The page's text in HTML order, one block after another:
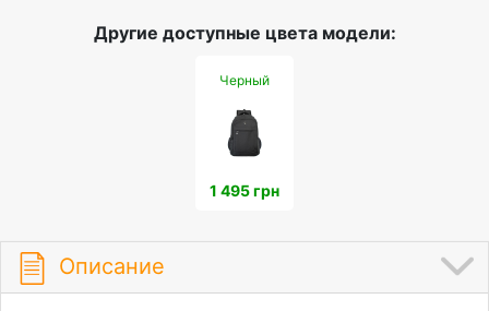
Другие доступные цвета модели:
Черный
1 495 грн
Описание